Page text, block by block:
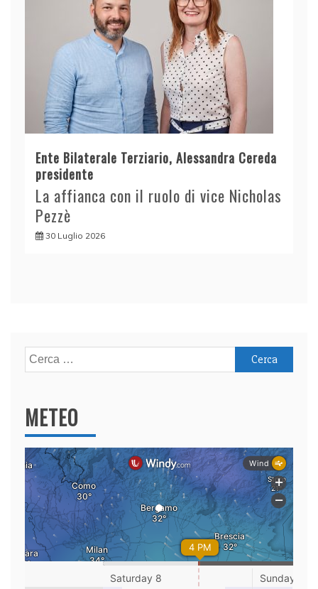
Ente Bilaterale Terziario, Alessandra Cereda
presidente
La affianca con il ruolo di vice Nicholas
Pezzè
30 Luglio 2026
Ricerca
per:
METEO